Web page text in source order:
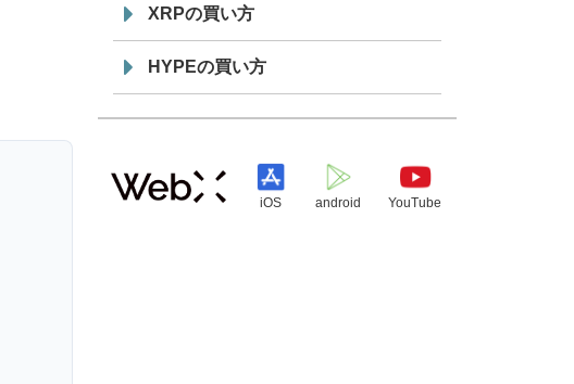
XRPの買い方
HYPEの買い方
iOS android YouTube